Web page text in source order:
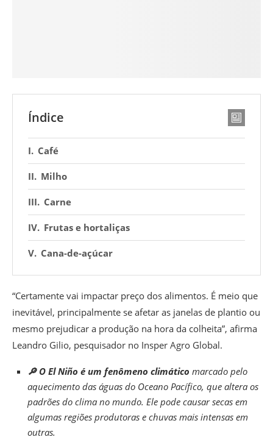
Índice
Café
Milho
Carne
Frutas e hortaliças
Cana-de-açúcar
“Certamente vai impactar preço dos alimentos. É meio que
inevitável, principalmente se afetar as janelas de plantio ou
mesmo prejudicar a produção na hora da colheita”, afirma
Leandro Gilio, pesquisador no Insper Agro Global.
🔎 O El Niño é um fenômeno climático marcado pelo
aquecimento das águas do Oceano Pacífico, que altera os
padrões do clima no mundo. Ele pode causar secas em
algumas regiões produtoras e chuvas mais intensas em
outras.